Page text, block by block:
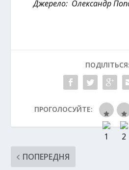
Джерело:Олександр
ПОДІЛІТЬСЯ:
ПРОГОЛОСУЙТЕ:
ПОПЕРЕДНЯ